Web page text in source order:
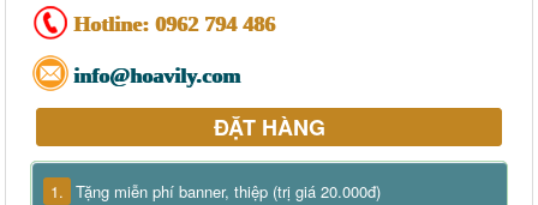
Hotline: 0962 794 486
info@hoavily.com
ĐẶT HÀNG
1. Tặng miễn phí banner, thiệp (trị giá 20.000đ)